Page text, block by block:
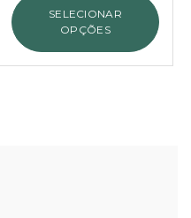
€49.90.
€37.00.
SELECIONAR
OPÇÕES